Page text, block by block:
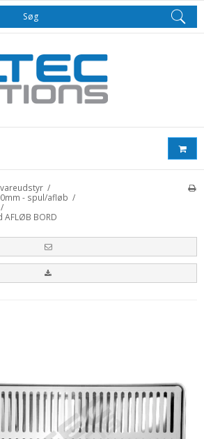
Søg
/
- spul/afløb /
/
AFLØB BORD